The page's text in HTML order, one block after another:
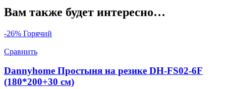
Вам также будет интересно…
-26% Горячий
Сравнить
Dannyhome Простыня на резике DH-FS02-6F
(180*200+30 см)